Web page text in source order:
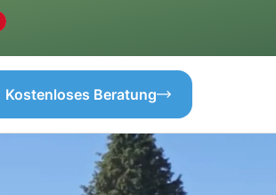
Kostenloses Beratung